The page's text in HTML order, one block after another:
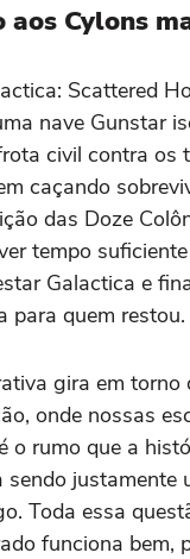
aos Cylons
Scattered
nave Gunstar
civil contra os
caçando
das Doze
tempo
Galactica e
para quem restou.
gira em torno
onde nossas
o rumo que a
sendo justamente
Toda essa
funciona bem,